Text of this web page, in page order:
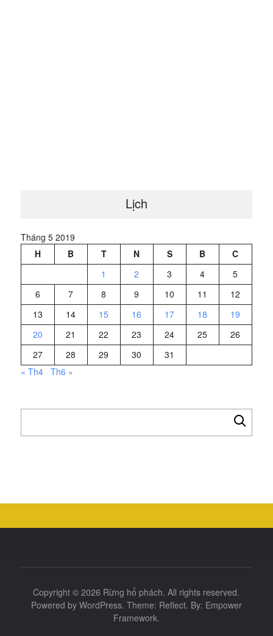
Lịch
Tháng 5 2019
H
B T N S B
C
1
2 3 4
5
6
7 8 9 10 11
12
13
14 15 16 17 18
19
20
21 22 23 24 25
26
27
28 29 30
31
« Th4
Th6 »
cho:
Copyright © 2026 Rừng hổ phách. All rights reserved.
Powered by WordPress. Theme: Reflect. By: Empower
Framework.